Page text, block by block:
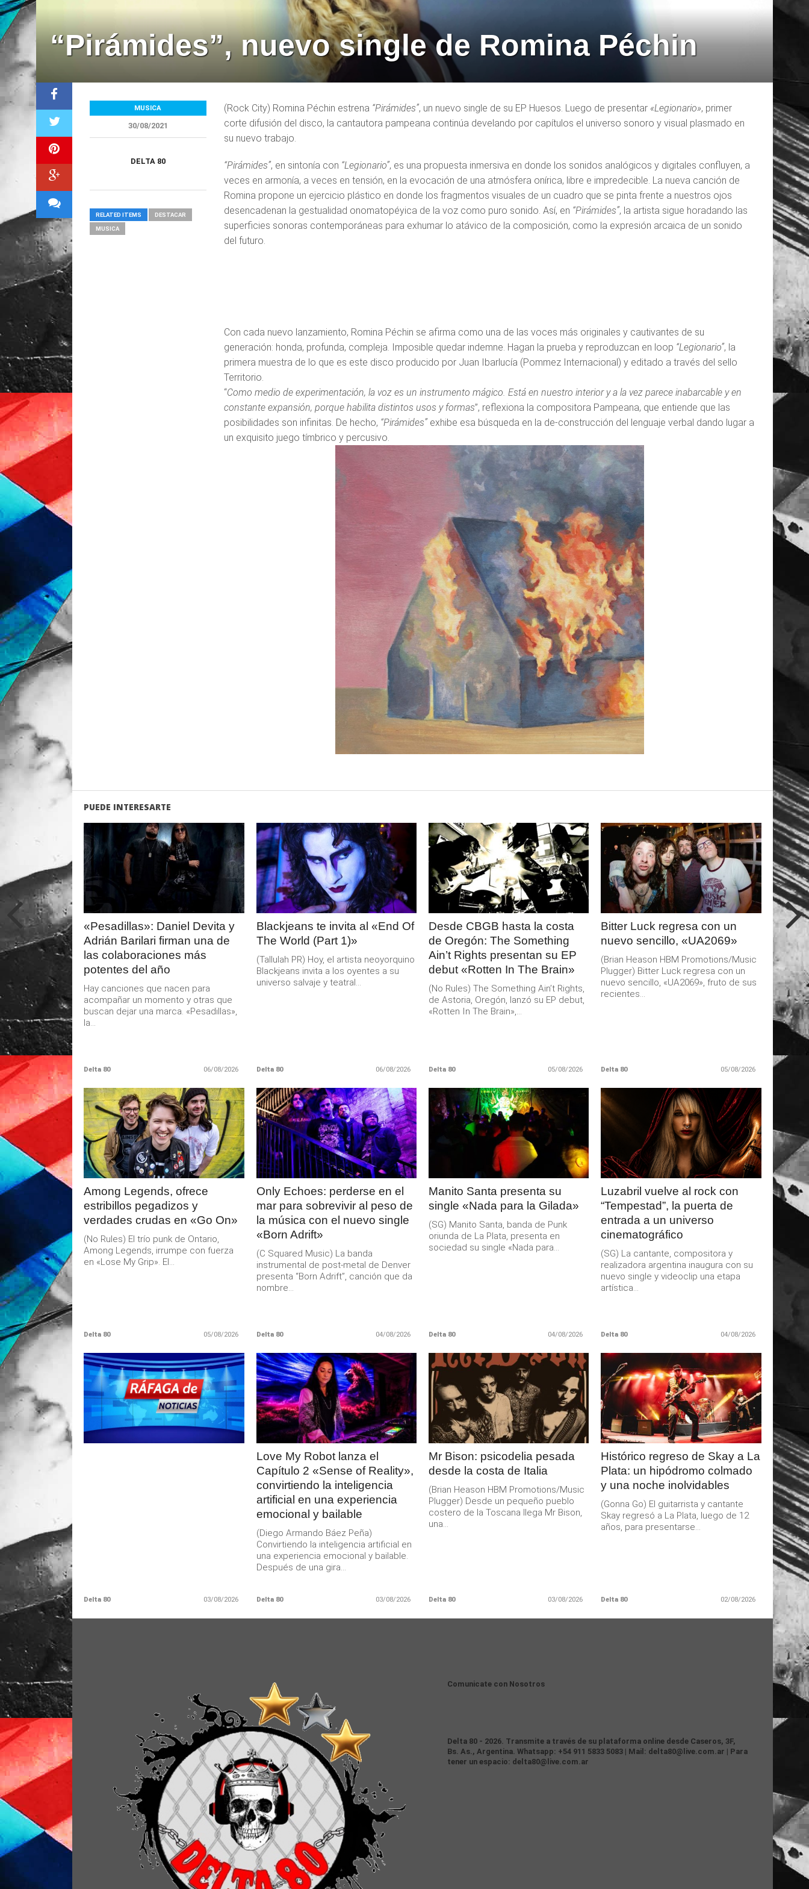
“Pirámides”, nuevo single de Romina Péchin
(Rock City) Romina Péchin estrena “Pirámides”, un nuevo single de su EP Huesos. Luego de presentar «Legionario», primer
corte difusión del disco, la cantautora pampeana continúa develando por capítulos el universo sonoro y visual plasmado en
su nuevo trabajo.
“Pirámides”, en sintonía con “Legionario”, es una propuesta inmersiva en donde los sonidos analógicos y digitales confluyen, a
veces en armonía, a veces en tensión, en la evocación de una atmósfera onírica, libre e impredecible. La nueva canción de
Romina propone un ejercicio plástico en donde los fragmentos visuales de un cuadro que se pinta frente a nuestros ojos
desencadenan la gestualidad onomatopéyica de la voz como puro sonido. Así, en “Pirámides”, la artista sigue horadando las
superficies sonoras contemporáneas para exhumar lo atávico de la composición, como la expresión arcaica de un sonido
del futuro.
Con cada nuevo lanzamiento, Romina Péchin se afirma como una de las voces más originales y cautivantes de su
generación: honda, profunda, compleja. Imposible quedar indemne. Hagan la prueba y reproduzcan en loop “Legionario”, la
primera muestra de lo que es este disco producido por Juan Ibarlucía (Pommez Internacional) y editado a través del sello
Territorio.
“Como medio de experimentación, la voz es un instrumento mágico. Está en nuestro interior y a la vez parece inabarcable y en
constante expansión, porque habilita distintos usos y formas”, reflexiona la compositora Pampeana, que entiende que las
posibilidades son infinitas. De hecho, “Pirámides”exhibe esa búsqueda en la de-construcción del lenguaje verbal dando lugar a
un exquisito juego tímbrico y percusivo.
MUSICA
30/08/2021
DELTA 80
RELATED ITEMS DESTACAR
MUSICA
PUEDE INTERESARTE
LEER
MAS
«Pesadillas»: Daniel Devita y
Adrián Barilari firman una de
las colaboraciones más
potentes del año
Hay canciones que nacen para
acompañar un momento y otras que
buscan dejar una marca. «Pesadillas»,
la...
Delta 80 06/08/2026
LEER
MAS
Blackjeans te invita al «End Of
The World (Part 1)»
(Tallulah PR) Hoy, el artista neoyorquino
Blackjeans invita a los oyentes a su
universo salvaje y teatral...
Delta 80 06/08/2026
LEER
MAS
Desde CBGB hasta la costa
de Oregón: The Something
Ain’t Rights presentan su EP
debut «Rotten In The Brain»
(No Rules) The Something Ain’t Rights,
de Astoria, Oregón, lanzó su EP debut,
«Rotten In The Brain»,...
Delta 80 05/08/2026
LEER
MAS
Bitter Luck regresa con un
nuevo sencillo, «UA2069»
(Brian Heason HBM Promotions/Music
Plugger) Bitter Luck regresa con un
nuevo sencillo, «UA2069», fruto de sus
recientes...
Delta 80 05/08/2026
LEER
MAS
Among Legends, ofrece
estribillos pegadizos y
verdades crudas en «Go On»
(No Rules) El trío punk de Ontario,
Among Legends, irrumpe con fuerza
en «Lose My Grip». El...
Delta 80 05/08/2026
LEER
MAS
Only Echoes: perderse en el
mar para sobrevivir al peso de
la música con el nuevo single
«Born Adrift»
(C Squared Music) La banda
instrumental de post-metal de Denver
presenta “Born Adrift”, canción que da
nombre...
Delta 80 04/08/2026
LEER
MAS
Manito Santa presenta su
single «Nada para la Gilada»
(SG) Manito Santa, banda de Punk
oriunda de La Plata, presenta en
sociedad su single «Nada para...
Delta 80 04/08/2026
LEER
MAS
Luzabril vuelve al rock con
“Tempestad”, la puerta de
entrada a un universo
cinematográfico
(SG) La cantante, compositora y
realizadora argentina inaugura con su
nuevo single y videoclip una etapa
artística...
Delta 80 04/08/2026
LEER
MAS
Delta 80 03/08/2026
LEER
MAS
Love My Robot lanza el
Capítulo 2 «Sense of Reality»,
convirtiendo la inteligencia
artificial en una experiencia
emocional y bailable
(Diego Armando Báez Peña)
Convirtiendo la inteligencia artificial en
una experiencia emocional y bailable.
Después de una gira...
Delta 80 03/08/2026
LEER
MAS
Mr Bison: psicodelia pesada
desde la costa de Italia
(Brian Heason HBM Promotions/Music
Plugger) Desde un pequeño pueblo
costero de la Toscana llega Mr Bison,
una...
Delta 80 03/08/2026
LEER
MAS
Histórico regreso de Skay a La
Plata: un hipódromo colmado
y una noche inolvidables
(Gonna Go) El guitarrista y cantante
Skay regresó a La Plata, luego de 12
años, para presentarse...
Delta 80 02/08/2026
Comunicate con Nosotros
Delta 80 - 2026. Transmite a través de su plataforma online desde Caseros, 3F,
Bs. As., Argentina. Whatsapp: +54 911 5833 5083 | Mail: delta80@live.com.ar | Para
tener un espacio: delta80@live.com.ar